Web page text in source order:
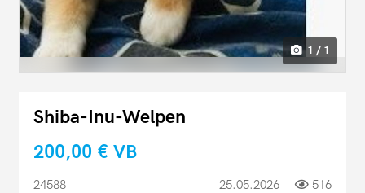
1 / 1
Shiba-Inu-Welpen
200,00 € VB
24588 25.05.2026 516